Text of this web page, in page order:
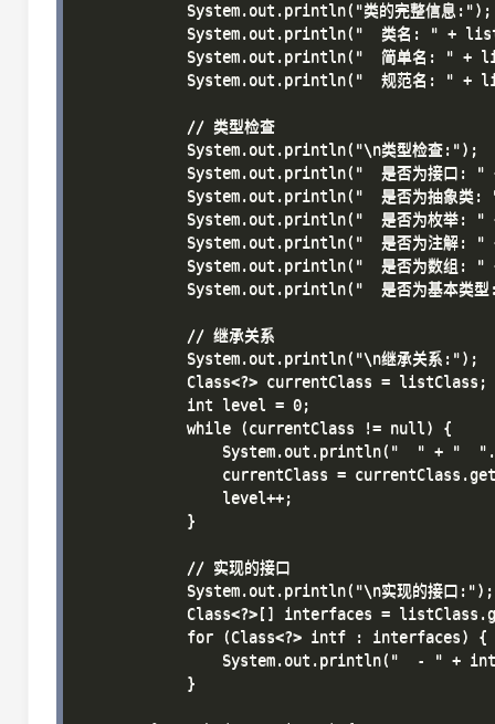
            System.out.println("类的完整信息:");
System.out.println("  类名: " +
System.out.println("  简单名: " +
System.out.println("  规范名: " +
            // 类型检查
            System.out.println("\n类型检查:");
System.out.println("  是否为接口:
System.out.println("  是否为抽象类
System.out.println("  是否为枚举:
System.out.println("  是否为注解:
System.out.println("  是否为数组:
System.out.println("  是否为基本类
            // 继承关系
            System.out.println("\n继承关系:");
            Class<?> currentClass = listClass;
            int level = 0;
            while (currentClass != null) {
System.out.println("  " + "
currentClass =
                level++;
            }
            // 实现的接口
            System.out.println("\n实现的接口:");
Class<?>[] interfaces =
            for (Class<?> intf : interfaces) {
System.out.println("  - " +
            }